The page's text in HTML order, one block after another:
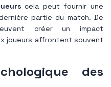
cela peut fournir une
partie du match. De
créer un impact
joueurs affrontent souvent
des